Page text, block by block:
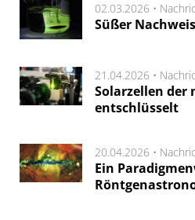
02.03.2026 •
Süßer
21.04.2026 •
Solarzellen der
entschlüsselt
20.04.2026 •
Ein